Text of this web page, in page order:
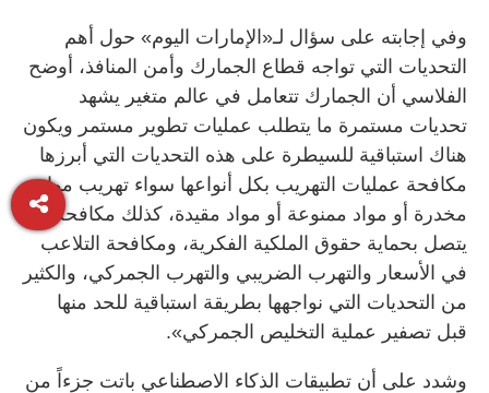
وفي إجابته على سؤال لـ«الإمارات اليوم» حول أهم
التحديات التي تواجه قطاع الجمارك وأمن المنافذ، أوضح
الفلاسي أن الجمارك تتعامل في عالم متغير يشهد
تحديات مستمرة ما يتطلب عمليات تطوير مستمر ويكون
هناك استباقية للسيطرة على هذه التحديات التي أبرزها
مكافحة عمليات التهريب بكل أنواعها سواء تهريب مواد
مخدرة أو مواد ممنوعة أو مواد مقيدة، كذلك مكافحة ما
يتصل بحماية حقوق الملكية الفكرية، ومكافحة التلاعب
في الأسعار والتهرب الضريبي والتهرب الجمركي، والكثير
من التحديات التي نواجهها بطريقة استباقية للحد منها
قبل تصفير عملية التخليص الجمركي».
وشدد على أن تطبيقات الذكاء الاصطناعي باتت جزءاً من